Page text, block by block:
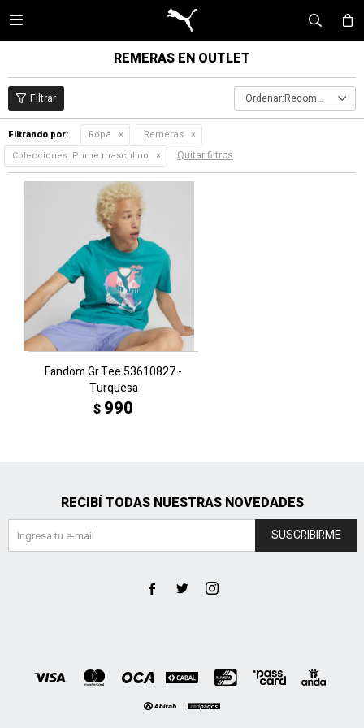

REMERAS EN OUTLET
Recomendados
Filtrando por: Ropa
Remeras
Colecciones: Prime masculino Quitar filtros
Fandom Gr.Tee 53610827 -
Turquesa
$ 990
RECIBÍ TODAS NUESTRAS NOVEDADES
SUSCRIBIRME
  